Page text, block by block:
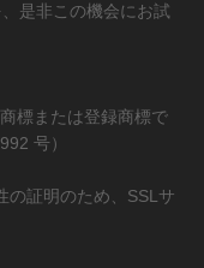
是非この機会にお試
標または登録商標で
号）
の証明のため、SSLサ